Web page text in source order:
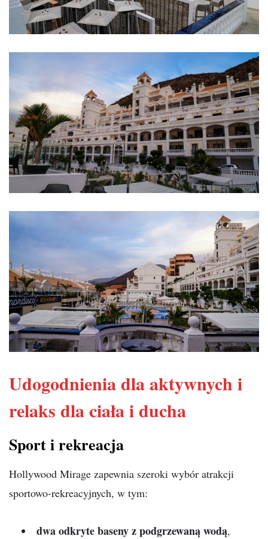
Udogodnienia dla aktywnych i
relaks dla ciała i ducha
Sport i rekreacja
Hollywood Mirage zapewnia szeroki wybór atrakcji
sportowo-rekreacyjnych, w tym:
dwa odkryte baseny z podgrzewaną wodą,